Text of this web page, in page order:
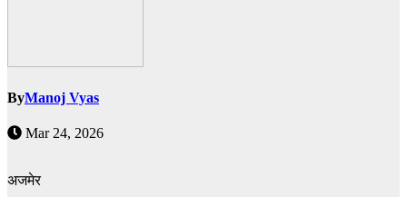
ByManoj Vyas
Mar 24, 2026
अजमेर